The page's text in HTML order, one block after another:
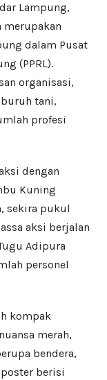
Lampung,
merupakan
dalam Pusat
(PPRL).
organisasi,
tani,
profesi
dengan
Kuning
sekira pukul
aksi berjalan
Adipura
personel
kompak
merah,
bendera,
berisi